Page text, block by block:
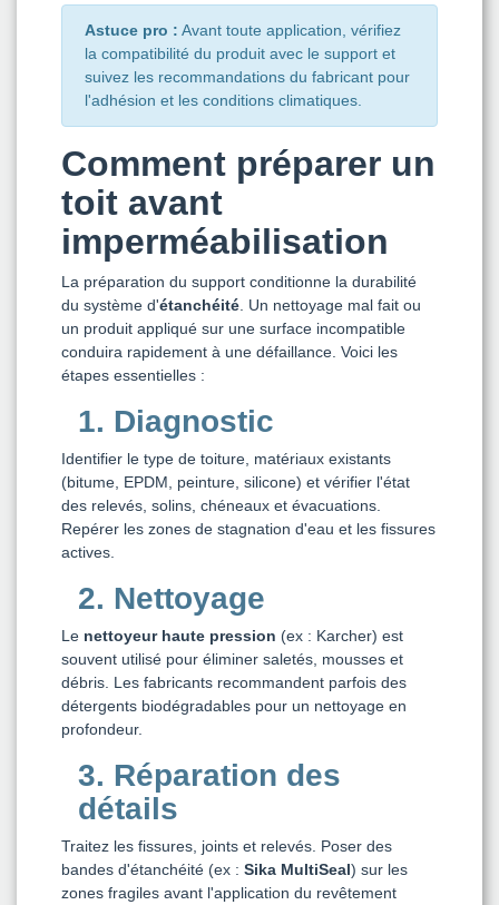
Astuce pro : Avant toute application, vérifiez
la compatibilité du produit avec le support et
suivez les recommandations du fabricant pour
l'adhésion et les conditions climatiques.
Comment préparer un
toit avant
imperméabilisation
La préparation du support conditionne la durabilité
du système d'étanchéité . Un nettoyage mal fait ou
un produit appliqué sur une surface incompatible
conduira rapidement à une défaillance. Voici les
étapes essentielles :
1. Diagnostic
Identifier le type de toiture, matériaux existants
(bitume, EPDM, peinture, silicone) et vérifier l'état
des relevés, solins, chéneaux et évacuations.
Repérer les zones de stagnation d'eau et les fissures
actives.
2. Nettoyage
Le nettoyeur haute pression (ex : Karcher) est
souvent utilisé pour éliminer saletés, mousses et
débris. Les fabricants recommandent parfois des
détergents biodégradables pour un nettoyage en
profondeur.
3. Réparation des
détails
Traitez les fissures, joints et relevés. Poser des
bandes d'étanchéité (ex : Sika MultiSeal) sur les
zones fragiles avant l'application du revêtement